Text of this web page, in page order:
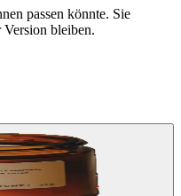
passen könnte. Sie
bleiben.